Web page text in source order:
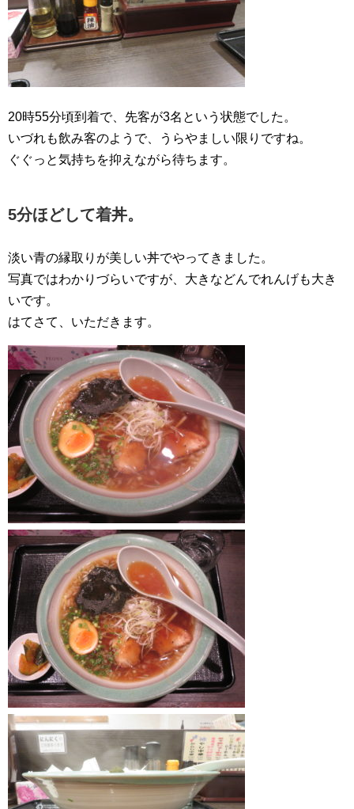
20時55分頃到着で、先客が3名という状態でした。
いづれも飲み客のようで、うらやましい限りですね。
ぐぐっと気持ちを抑えながら待ちます。
5分ほどして着丼。
淡い青の縁取りが美しい丼でやってきました。
写真ではわかりづらいですが、大きなどんでれんげも大き
いです。
はてさて、いただきます。